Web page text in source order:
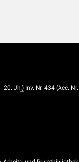
20. Jh.) Inv.-Nr. 434 (Acc.-